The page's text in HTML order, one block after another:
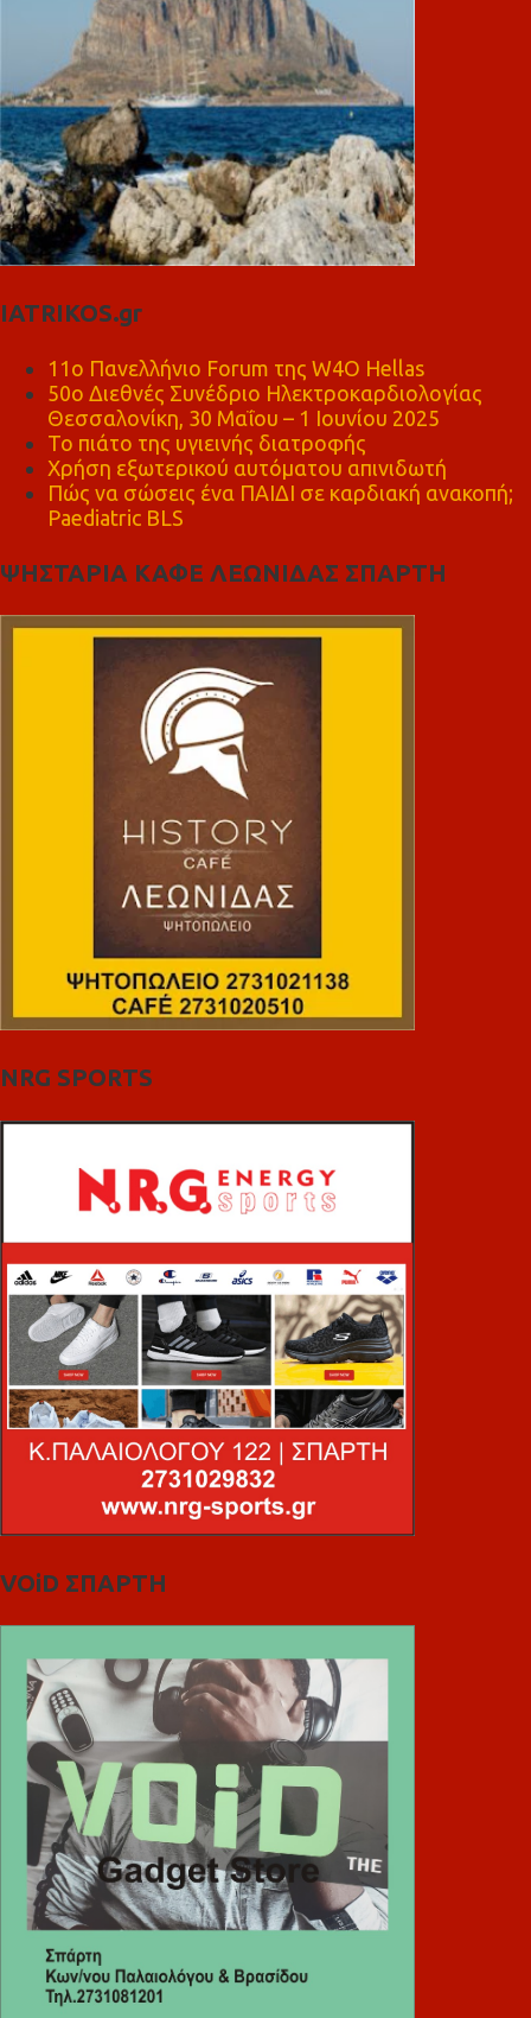
IATRIKOS.gr
11ο Πανελλήνιο Forum της W4O Hellas
50ο Διεθνές Συνέδριο Ηλεκτροκαρδιολογίας
Θεσσαλονίκη, 30 Μαΐου – 1 Ιουνίου 2025
Το πιάτο της υγιεινής διατροφής
Χρήση εξωτερικού αυτόματου απινιδωτή
Πώς να σώσεις ένα ΠΑΙΔΙ σε καρδιακή ανακοπή;
Paediatric BLS
ΨΗΣΤΑΡΙΑ ΚΑΦΕ ΛΕΩΝΙΔΑΣ ΣΠΑΡΤΗ
NRG SPORTS
VOiD ΣΠΑΡΤΗ